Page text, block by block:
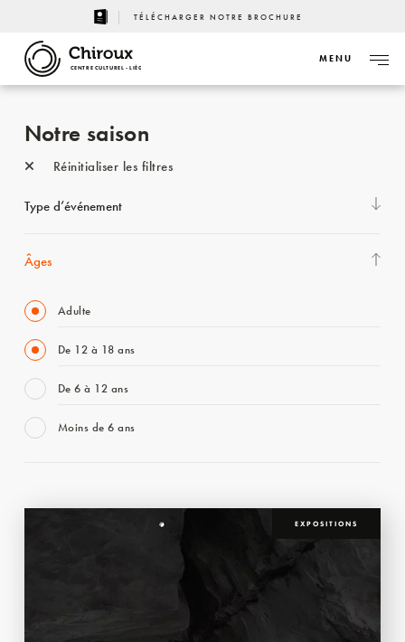
TÉLÉCHARGER NOTRE BROCHURE
CENTRE CULTUREL - LIÈGE
MENU
Notre saison
Réinitialiser les filtres
Type d’événement
Âges
Adulte
De 12 à 18 ans
De 6 à 12 ans
Moins de 6 ans
EXPOSITIONS